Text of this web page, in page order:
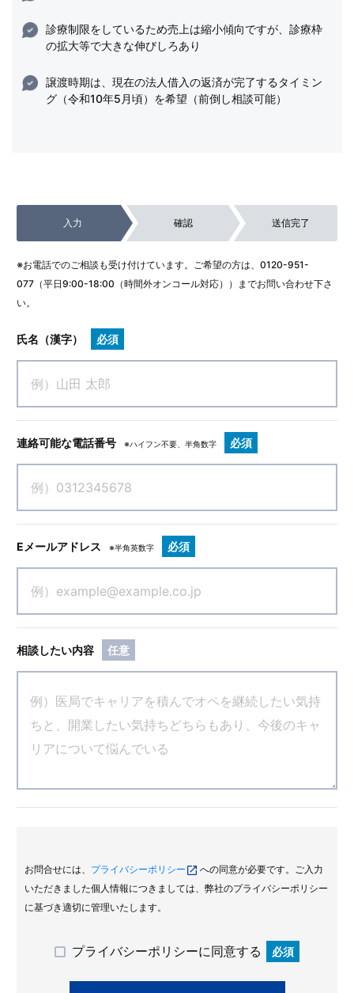
診療制限をしているため売上は縮小傾向ですが、診療枠
の拡大等で大きな伸びしろあり
譲渡時期は、現在の法人借入の返済が完了するタイミン
グ（令和10年5月頃）を希望（前倒し相談可能）
入力 確認 送信完了
※お電話でのご相談も受け付けています。ご希望の方は、 0120-951-
077 （平日9:00-18:00（時間外オンコール対応））までお問い合わせ下さ
い。
氏名（漢字） 必須
連絡可能な電話番号 ※ハイフン不要、半角数字 必須
Eメールアドレス ※半角英数字 必須
相談したい内容 任意
お問合せには、 プライバシーポリシー
への同意が必要です。ご入力
いただきました個人情報につきましては、弊社のプライバシーポリシー
に基づき適切に管理いたします。
プライバシーポリシーに同意する 必須